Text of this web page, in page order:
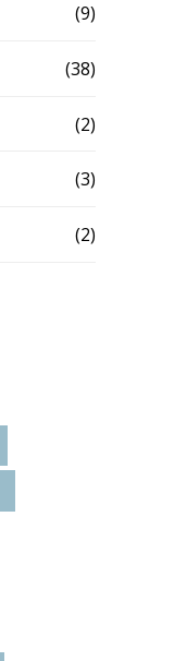
(9)
(38)
(2)
(3)
(2)